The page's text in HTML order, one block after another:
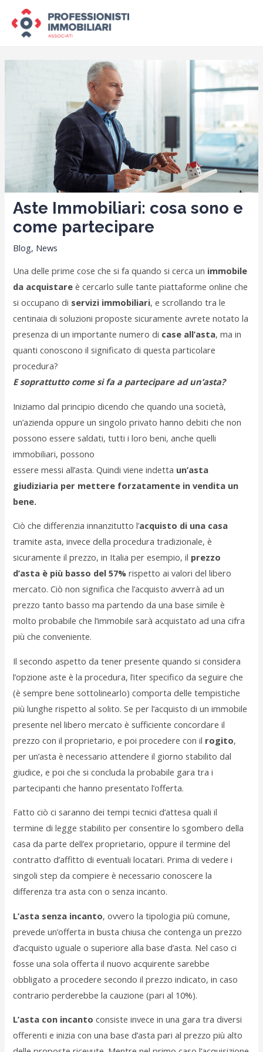
contenuto
Aste Immobiliari: cosa sono e
come partecipare
Blog, News
Una delle prime cose che si fa quando si cerca un immobile
da acquistare è cercarlo sulle tante piattaforme online che
si occupano di servizi immobiliari, e scrollando tra le
centinaia di soluzioni proposte sicuramente avrete notato la
presenza di un importante numero di case all’asta, ma in
quanti conoscono il significato di questa particolare
procedura?
E soprattutto come si fa a partecipare ad un’asta?
Iniziamo dal principio dicendo che quando una società,
un’azienda oppure un singolo privato hanno debiti che non
possono essere saldati, tutti i loro beni, anche quelli
immobiliari, possono
essere messi all’asta. Quindi viene indetta un’asta
giudiziaria per mettere forzatamente invendita un
bene.
Ciò che differenzia innanzitutto l’acquisto di una casa
tramite asta, invece della procedura tradizionale, è
sicuramente il prezzo, in Italia per esempio, il prezzo
d’asta è più basso del 57%rispetto ai valori del libero
mercato. Ciò non significa che l’acquisto avverrà ad un
prezzo tanto basso ma partendo da una base simile è
molto probabile che l’immobile sarà acquistato ad una cifra
più che conveniente.
Il secondo aspetto da tener presente quando si considera
l’opzione aste è la procedura, l’iter specifico da seguire che
(è sempre bene sottolinearlo) comporta delle tempistiche
più lunghe rispetto al solito. Se per l’acquisto di un immobile
presente nel libero mercato è sufficiente concordare il
prezzo con il proprietario, e poi procedere con il rogito,
per un’asta è necessario attendere il giorno stabilito dal
giudice, e poi che si concluda la probabile gara tra i
partecipanti che hanno presentato l’offerta.
Fatto ciò ci saranno dei tempi tecnici d’attesa quali il
termine di legge stabilito per consentire lo sgombero della
casa da parte dell’ex proprietario, oppure il termine del
contratto d’affitto di eventuali locatari. Prima di vedere i
singoli step da compiere è necessario conoscere la
differenza tra asta con o senza incanto.
L’asta senza incanto, ovvero la tipologia più comune,
prevede un’offerta in busta chiusa che contenga un prezzo
d’acquisto uguale o superiore alla base d’asta. Nel caso ci
fosse una sola offerta il nuovo acquirente sarebbe
obbligato a procedere secondo il prezzo indicato, in caso
contrario perderebbe la cauzione (pari al 10%).
L’asta con incanto consiste invece in una gara tra diversi
offerenti e inizia con una base d’asta pari al prezzo più alto